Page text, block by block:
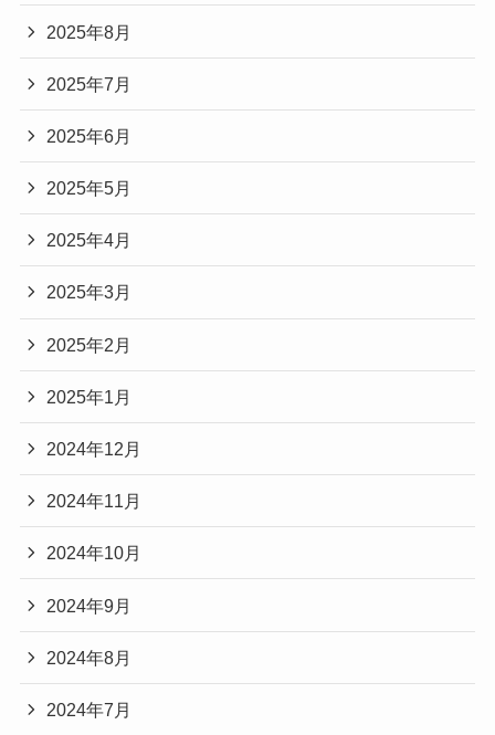
2025年8月
2025年7月
2025年6月
2025年5月
2025年4月
2025年3月
2025年2月
2025年1月
2024年12月
2024年11月
2024年10月
2024年9月
2024年8月
2024年7月